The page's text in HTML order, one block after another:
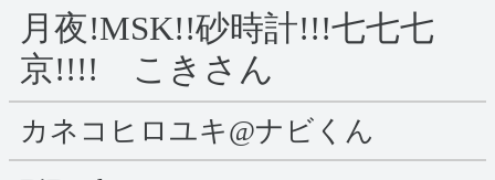
月夜!MSK!!砂時計!!!七七七
京!!!! こきさん
カネコヒロユキ@ナビくん